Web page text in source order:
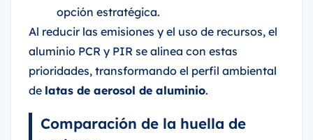
opción estratégica.
Al reducir las emisiones y el uso de recursos, el
aluminio PCR y PIR se alinea con estas
prioridades, transformando el perfil ambiental
de latas de aerosol de aluminio.
Comparación de la huella de